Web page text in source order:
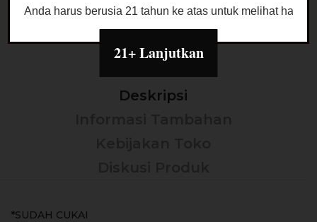
Kategori: LIQUID FREEBASE
Deskripsi
*SUDAH CUKAI
Anda harus berusia 21 tahun ke atas untuk melihat
21+ Lanjutkan